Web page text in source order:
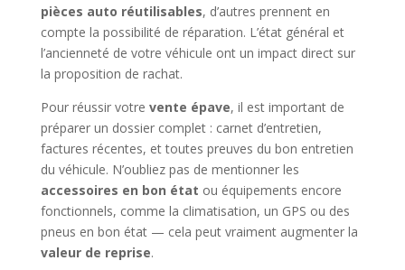
pièces auto réutilisables, d’autres prennent en
compte la possibilité de réparation. L’état général et
l’ancienneté de votre véhicule ont un impact direct sur
la proposition de rachat.
Pour réussir votre vente épave, il est important de
préparer un dossier complet : carnet d’entretien,
factures récentes, et toutes preuves du bon entretien
du véhicule. N’oubliez pas de mentionner les
accessoires en bon état ou équipements encore
fonctionnels, comme la climatisation, un GPS ou des
pneus en bon état — cela peut vraiment augmenter la
valeur de reprise.